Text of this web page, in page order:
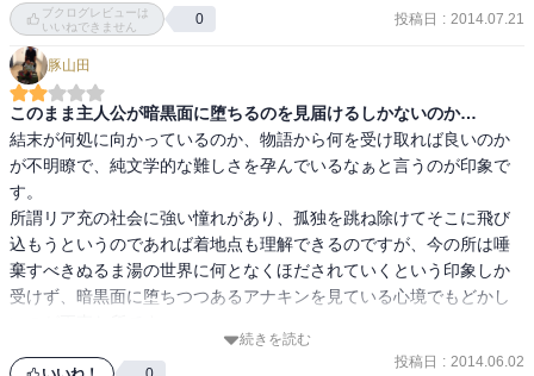
ブクログレビューは
いいねできません
0 投稿日 : 2014.07.21
豚山田
このまま主人公が暗黒面に堕ちるのを見届けるしかないのか…
結末が何処に向かっているのか、物語から何を受け取れば良いのか
が不明瞭で、純文学的な難しさを孕んでいるなぁと言うのが印象で
す。
所謂リア充の社会に強い憧れがあり、孤独を跳ね除けてそこに飛び
込もうというのであれば着地点も理解できるのですが、今の所は唾
棄すべきぬるま湯の世界に何となくほだされていくという印象しか
受けず、暗黒面に堕ちつつあるアナキンを見ている心境でもどかし
あとやはり描写がイラスト無しに不親切。
続きを読む
投稿日 : 2014.06.02